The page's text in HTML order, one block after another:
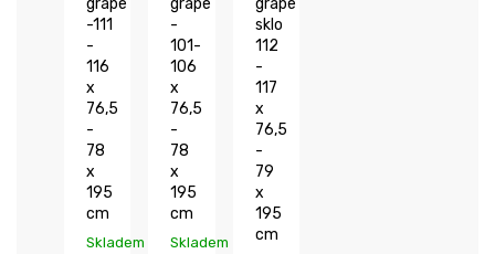
grape
-111
-
116
x
76,5
-
78
x
195
cm
Skladem
grape
-
101-
106
x
76,5
-
78
x
195
cm
Skladem
grape
sklo
112
-
117
x
76,5
-
79
x
195
cm